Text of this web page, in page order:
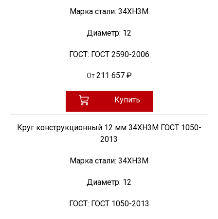
Марка стали: 34ХН3М
Диаметр: 12
ГОСТ: ГОСТ 2590-2006
От 211 657 ₽
Купить
Круг конструкционный 12 мм 34ХН3М ГОСТ 1050-
2013
Марка стали: 34ХН3М
Диаметр: 12
ГОСТ: ГОСТ 1050-2013